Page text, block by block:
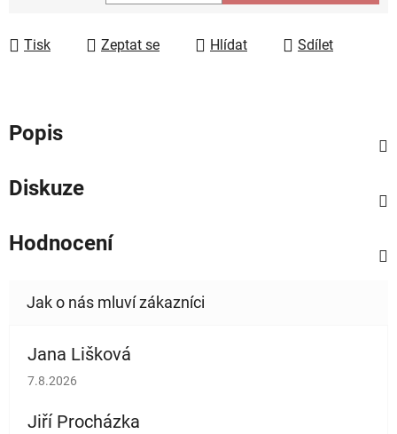
Tisk Zeptat se Hlídat Sdílet
Popis
Diskuze
Hodnocení
Jana Lišková
Hodnocení obchodu je 5 z 5 hvězdiček.
7.8.2026
Jiří Procházka